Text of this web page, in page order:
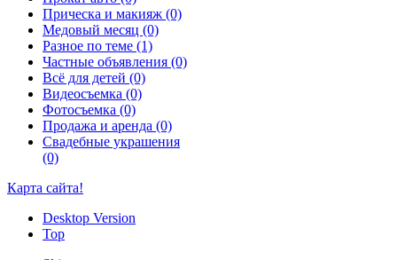
Прическа и макияж (0)
Медовый месяц (0)
Разное по теме (1)
Частные объявления (0)
Всё для детей (0)
Видеосъемка (0)
Фотосъемка (0)
Продажа и аренда (0)
Свадебные украшения
(0)
Карта сайта!
Desktop Version
Top